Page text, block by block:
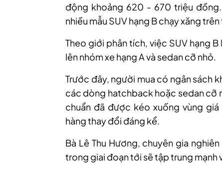
động khoảng 620 - 670 triệu
nhiều mẫu SUV hạng B chạy xăng
Theo giới phân tích, việc SUV hạng
lên nhóm xe hạng A và sedan cỡ nhỏ.
Trước đây, người mua có ngân sách
các dòng hatchback hoặc sedan cỡ
chuẩn đã được kéo xuống vùng
hàng thay đổi đáng kể.
Bà Lê Thu Hương, chuyên gia
trong giai đoạn tới sẽ tập trung mạnh